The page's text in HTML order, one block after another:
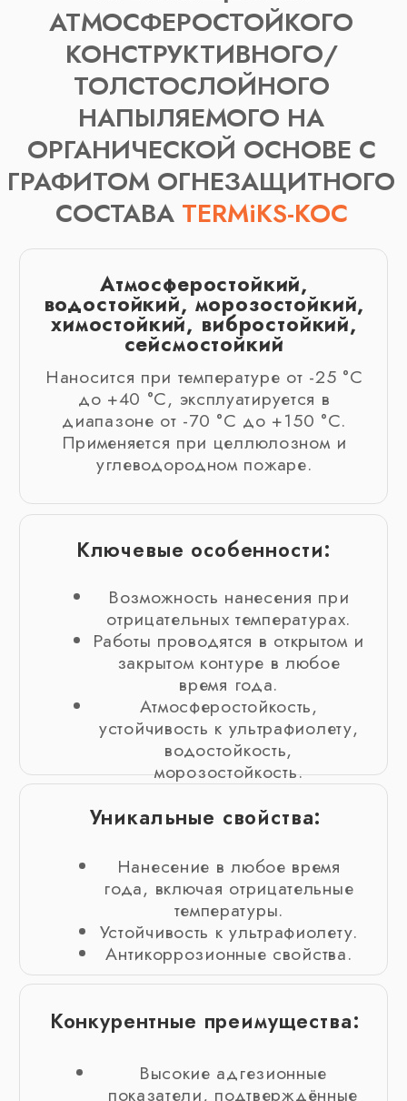
Рекомендации по
применению